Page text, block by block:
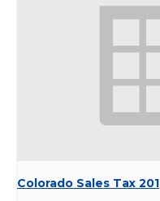
Colorado Sales Tax 201